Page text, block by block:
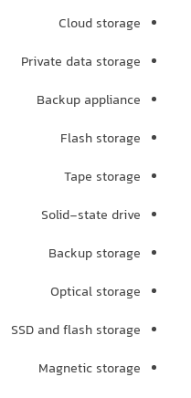
Cloud storage
Private data storage
Backup appliance
Flash storage
Tape storage
Solid-state drive
Backup storage
Optical storage
SSD and flash storage
Magnetic storage